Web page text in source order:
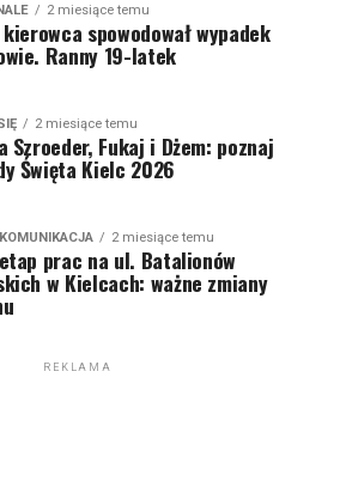
2 miesiące temu
spowodował wypadek
Ranny 19-latek
2 miesiące temu
Szroeder, Fukaj i Dżem: poznaj
Święta Kielc 2026
2 miesiące temu
prac na ul. Batalionów
w Kielcach: ważne zmiany
REKLAMA